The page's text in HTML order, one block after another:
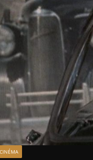
CINÉMA